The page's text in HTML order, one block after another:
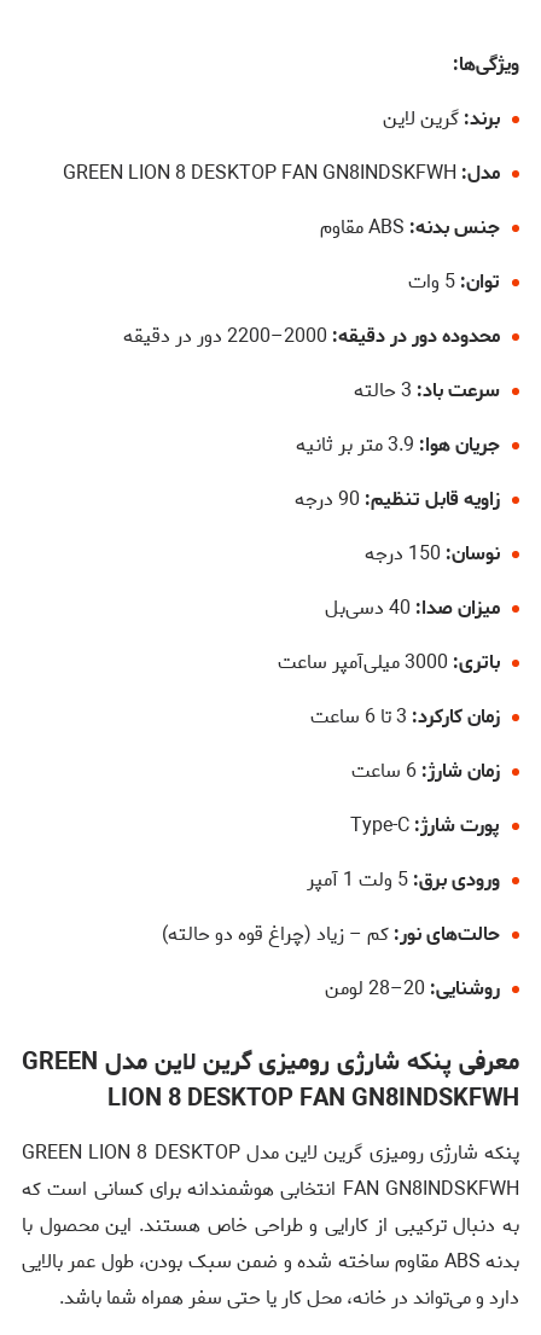
ویژگی‌ها:
برند:گرین لاین
مدل:
جنس بدنه:
توان:
محدوده دور در دقیقه:
سرعت باد:
جریان هوا:
زاویه قابل تنظیم:
نوسان:
میزان صدا:
باتری:
زمان کارکرد:
زمان شارژ:
پورت شارژ:
ورودی برق:
حالت‌های نور:کم – زیاد (چراغ قوه دو حالته)
روشنایی:
معرفی پنکه شارژی رومیزی گرین لاین مدل GREEN
LION 8 DESKTOP FAN GN8INDSKFWH
پنکه شارژی رومیزی گرین لاین مدل GREEN LION 8 DESKTOP
FAN GN8INDSKFWH انتخابی هوشمندانه برای کسانی است که
به دنبال ترکیبی از کارایی و طراحی خاص هستند. این محصول با
بدنه ABS مقاوم ساخته شده و ضمن سبک بودن، طول عمر بالایی
دارد و می‌تواند در خانه، محل کار یا حتی سفر همراه شما باشد.